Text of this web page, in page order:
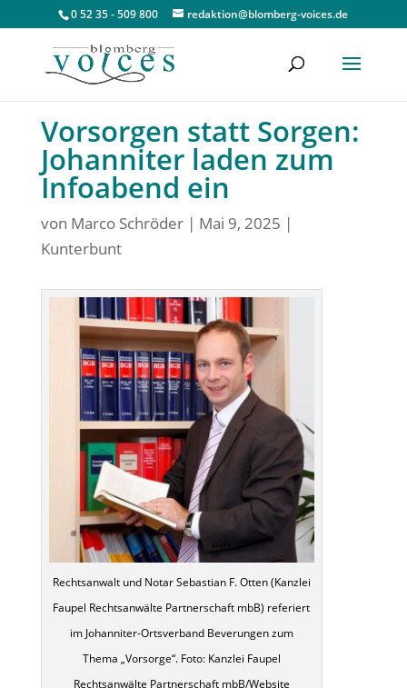
0 52 35 - 509 800 redaktion@blomberg-voices.de
Vorsorgen statt Sorgen:
Johanniter laden zum
Infoabend ein
von Marco Schröder| Mai 9, 2025 |
Kunterbunt
Rechtsanwalt und Notar Sebastian F. Otten (Kanzlei
Faupel Rechtsanwälte Partnerschaft mbB) referiert
im Johanniter-Ortsverband Beverungen zum
Thema „Vorsorge“. Foto: Kanzlei Faupel
Rechtsanwälte Partnerschaft mbB/Website